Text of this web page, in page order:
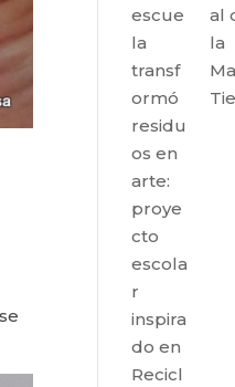
escue
la
transf
ormó
residu
os en
arte:
proye
cto
escola
r
inspira
do en
Recicl
al
la